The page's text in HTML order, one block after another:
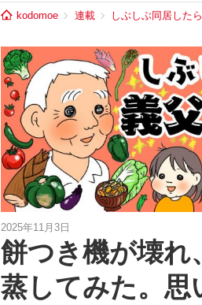
kodomoe 連載 しぶしぶ同居した
2025年11月3日
餅つき機が壊れ
蒸してみた。